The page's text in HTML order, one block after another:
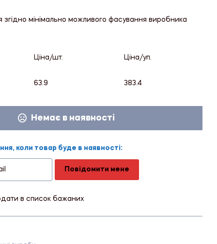
згідно мінімально можливого фасування виробника
Ціна/шт. Ціна/уп.
63.9 383.4
Немає в наявності
коли товар буде в наявності:
Повідомити мене
в список бажаних